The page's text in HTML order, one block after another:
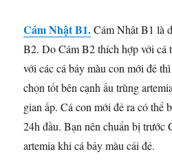
Cám Nhật B1.Cám Nhât B1 là
B2. Do Cám B2 thích hợp với cá
với các cá bảy màu con mới đẻ
chọn tốt bên cạnh ấu trùng
gian ấp. Cá con mới đẻ ra có thể
24h đầu. Bạn nên chuẩn bị trước
artemia khi cá bảy màu cái đẻ.